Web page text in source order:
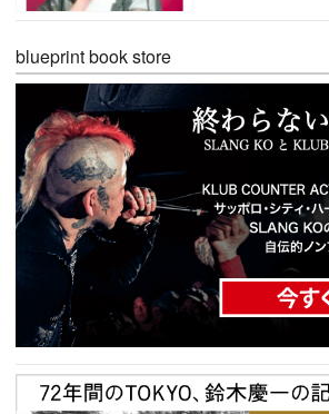
blueprint book store